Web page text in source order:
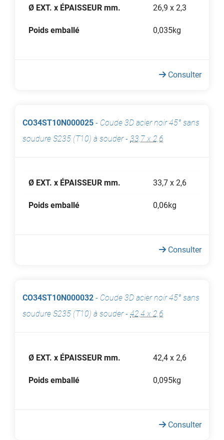
Ø EXT. x ÉPAISSEUR mm. 26,9 x 2,3
Poids emballé 0,035kg
Consulter
CO34ST10N000025 - Coude 3D acier noir 45° sans
soudure S235 (T10) à souder- 33,7 x 2,6
Ø EXT. x ÉPAISSEUR mm. 33,7 x 2,6
Poids emballé 0,06kg
Consulter
CO34ST10N000032 - Coude 3D acier noir 45° sans
soudure S235 (T10) à souder- 42,4 x 2,6
Ø EXT. x ÉPAISSEUR mm. 42,4 x 2,6
Poids emballé 0,095kg
Consulter